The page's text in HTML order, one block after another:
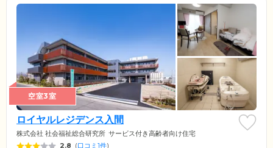
空室3室
ロイヤルレジデンス入間
株式会社 社会福祉総合研究所 サービス付き高齢者向け住宅
2.8 (口コミ1件)